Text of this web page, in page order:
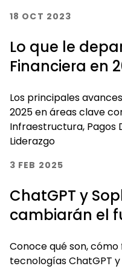
18 OCT 2023
Lo que le
Financiera en
Los principales
2025 en áreas clave
Infraestructura, Pagos
Liderazgo
3 FEB 2025
ChatGPT y
cambiarán el
Conoce qué son,
tecnologías ChatGPT